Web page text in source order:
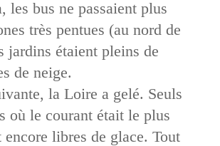
les bus ne passaient plus
très pentues (au nord de
jardins étaient pleins de
de neige.
la Loire a gelé. Seuls
où le courant était le plus
libres de glace. Tout